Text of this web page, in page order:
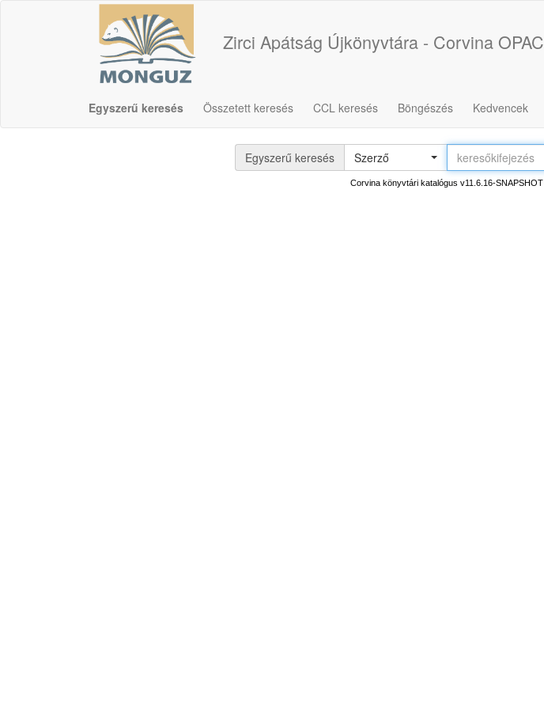
Zirci Apátság Újkönyvtára - Corvina OPAC
Egyszerű keresés Összetett keresés CCL keresés Böngészés Kedvencek
Egyszerű keresés Szerző
Corvina könyvtári katalógus v11.6.16-SNAPSHOT